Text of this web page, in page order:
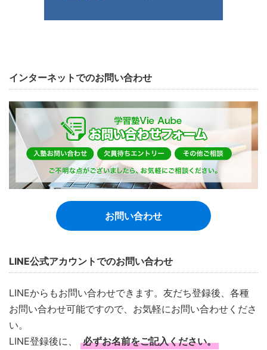
インターネットでのお問い合わせ
お問い合わせ
LINE公式アカウントでのお問い合わせ
LINEからもお問い合わせできます。友だち登録後、各種
お問い合わせ可能ですので、お気軽にお問い合わせくださ
い。
LINE登録後に、
必ずお名前をご記入ください。